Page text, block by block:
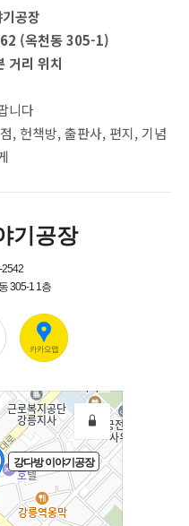
공장
(옥천동 305-1)
거리 위치
니다
, 헌책방, 출판사, 편지, 기념